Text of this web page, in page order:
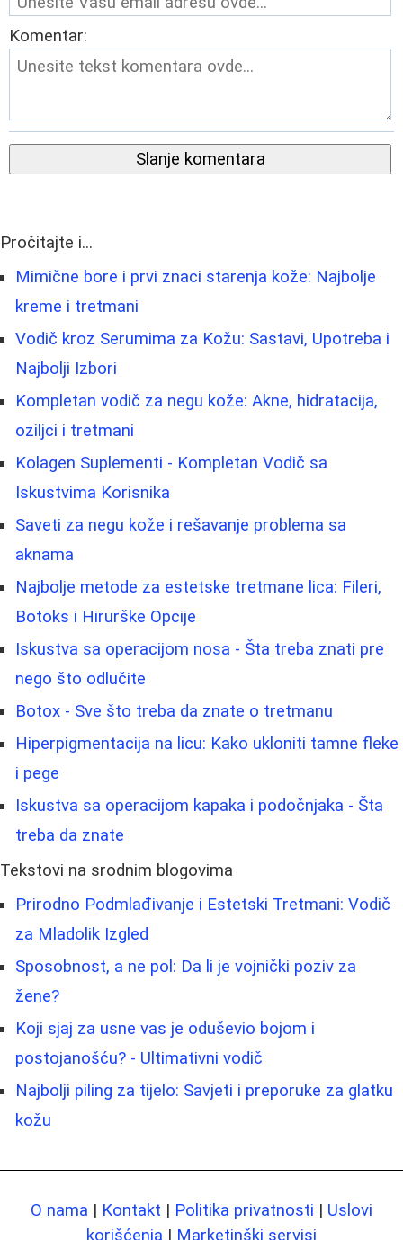
Komentar:
Slanje komentara
Pročitajte i...
Mimične bore i prvi znaci starenja kože: Najbolje
kreme i tretmani
Vodič kroz Serumima za Kožu: Sastavi, Upotreba i
Najbolji Izbori
Kompletan vodič za negu kože: Akne, hidratacija,
oziljci i tretmani
Kolagen Suplementi - Kompletan Vodič sa
Iskustvima Korisnika
Saveti za negu kože i rešavanje problema sa
aknama
Najbolje metode za estetske tretmane lica: Fileri,
Botoks i Hirurške Opcije
Iskustva sa operacijom nosa - Šta treba znati pre
nego što odlučite
Botox - Sve što treba da znate o tretmanu
Hiperpigmentacija na licu: Kako ukloniti tamne fleke
i pege
Iskustva sa operacijom kapaka i podočnjaka - Šta
treba da znate
Tekstovi na srodnim blogovima
Prirodno Podmlađivanje i Estetski Tretmani: Vodič
za Mladolik Izgled
Sposobnost, a ne pol: Da li je vojnički poziv za
žene?
Koji sjaj za usne vas je oduševio bojom i
postojanošću? - Ultimativni vodič
Najbolji piling za tijelo: Savjeti i preporuke za glatku
kožu
O nama | Kontakt | Politika privatnosti | Uslovi
korišćenja | Marketinški servisi